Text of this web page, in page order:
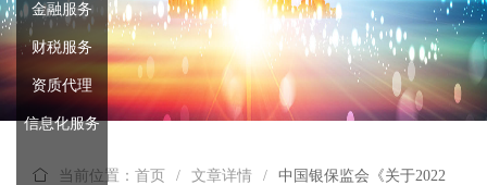
金融服务
财税服务
资质代理
信息化服务
当前位置：首页 / 文章详情 / 中国银保监会《关于2022